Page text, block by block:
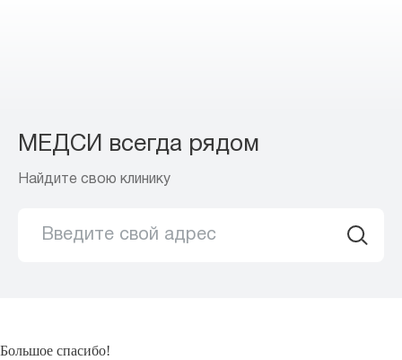
МЕДСИ всегда рядом
Найдите свою клинику
Большое спасибо!